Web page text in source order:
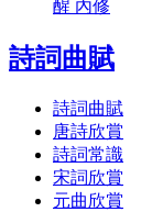
醒 內修
詩詞曲賦
詩詞曲賦
唐詩欣賞
詩詞常識
宋詞欣賞
元曲欣賞